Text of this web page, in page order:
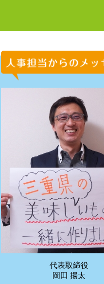
代表取締役
岡田 揚太